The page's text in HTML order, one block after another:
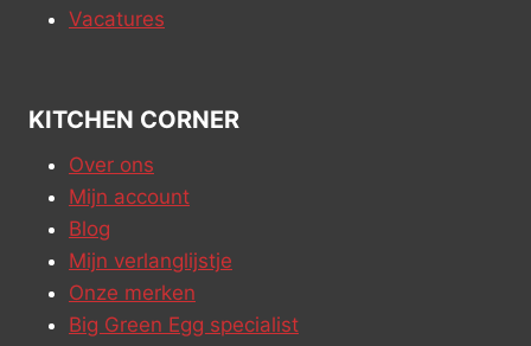
Vacatures
KITCHEN CORNER
Over ons
Mijn account
Blog
Mijn verlanglijstje
Onze merken
Big Green Egg specialist